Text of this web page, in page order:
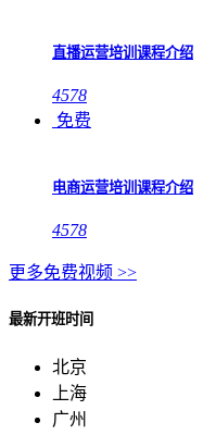
直播运营培训课程介绍
4578
免费
电商运营培训课程介绍
4578
更多免费视频 >>
最新开班时间
北京
上海
广州